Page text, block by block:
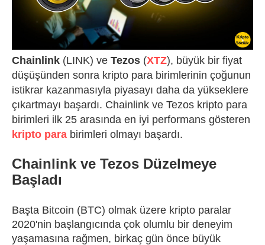
Chainlink (LINK) ve Tezos (XTZ), büyük bir fiyat
düşüşünden sonra kripto para birimlerinin çoğunun
istikrar kazanmasıyla piyasayı daha da yükseklere
çıkartmayı başardı. Chainlink ve Tezos kripto para
birimleri ilk 25 arasında en iyi performans gösteren
kripto para birimleri olmayı başardı.
Chainlink ve Tezos Düzelmeye
Başladı
Başta Bitcoin (BTC) olmak üzere kripto paralar
2020'nin başlangıcında çok olumlu bir deneyim
yaşamasına rağmen, birkaç gün önce büyük